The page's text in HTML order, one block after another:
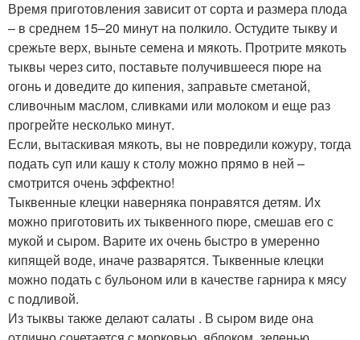
Время приготовления зависит от сорта и размера плода
– в среднем 15–20 минут на полкило. Остудите тыкву и
срежьте верх, выньте семена и мякоть. Протрите мякоть
тыквы через сито, поставьте получившееся пюре на
огонь и доведите до кипения, заправьте сметаной,
сливочным маслом, сливками или молоком и еще раз
прогрейте несколько минут.
Если, вытаскивая мякоть, вы не повредили кожуру, тогда
подать суп или кашу к столу можно прямо в ней –
смотрится очень эффектно!
Тыквенные клецки наверняка понравятся детям. Их
можно приготовить их тыквенного пюре, смешав его с
мукой и сыром. Варите их очень быстро в умеренно
кипящей воде, иначе разварятся. Тыквенные клецки
можно подать с бульоном или в качестве гарнира к мясу
с подливой.
Из тыквы также делают салаты . В сыром виде она